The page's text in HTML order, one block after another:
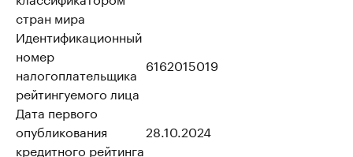
стран мира
Идентификационный
номер
налогоплательщика
рейтингуемого лица
6162015019
Дата первого
опубликования
кредитного рейтинга
28.10.2024